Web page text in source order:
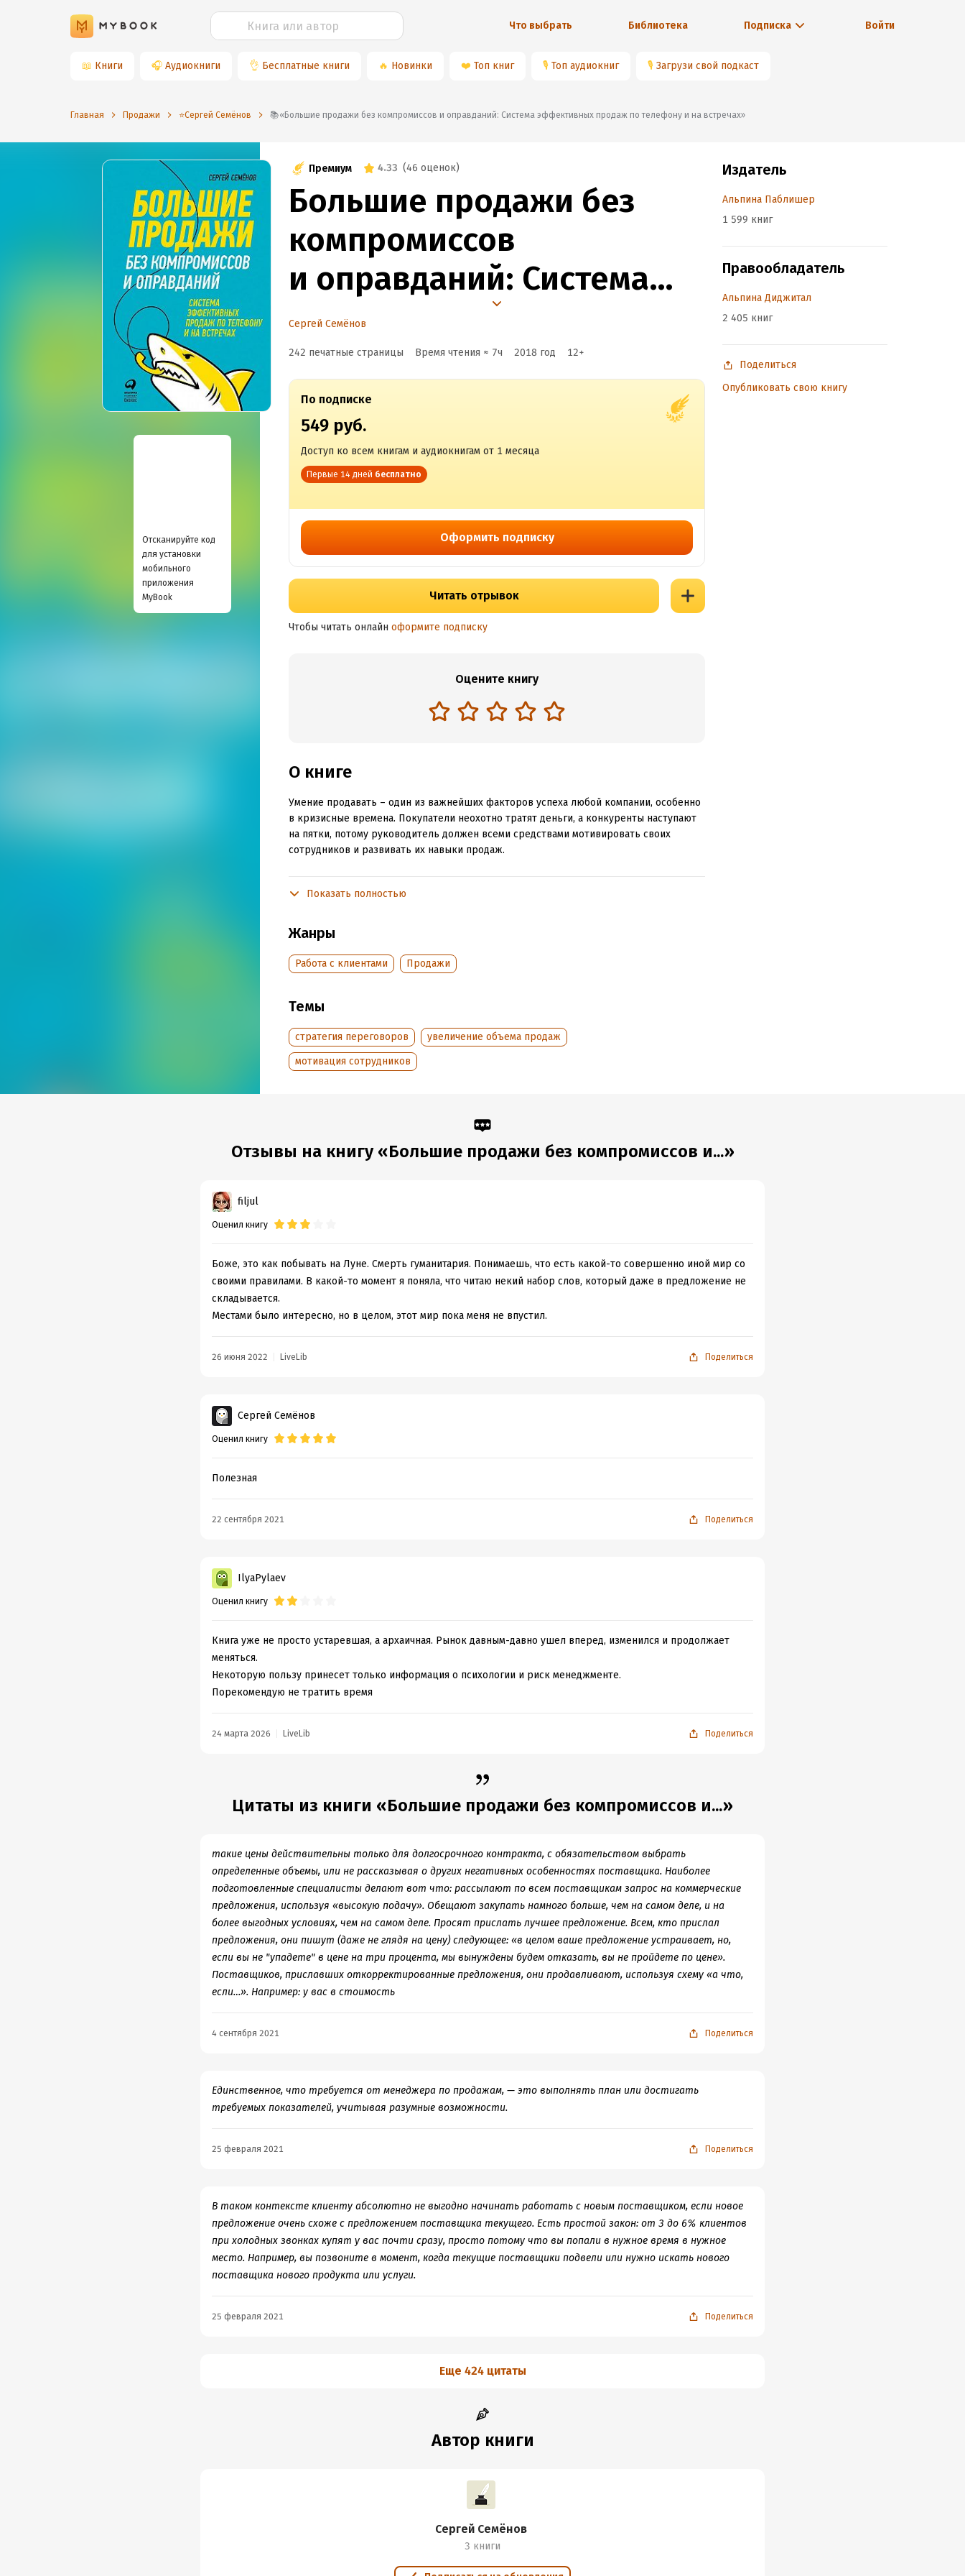
Что выбрать Библиотека Подписка Войти
📖 Книги 🎧 Аудиокниги 👌 Бесплатные книги 🔥 Новинки ❤️ Топ книг 🎙 Топ аудиокниг 🎙 Загрузи свой подкаст
Главная Продажи ⭐️Сергей Семёнов 📚«Большие продажи без компромиссов и оправданий: Система эффективных продаж по телефону и на встречах»
Отсканируйте код
для установки
мобильного
приложения
MyBook
Премиум 4.33 (46 оценок)
Большие продажи без
компромиссов
и оправданий: Система
эффективных продаж
по телефону
и на встречах
Сергей Семёнов
242 печатные страницы Время чтения ≈ 7ч 2018 год 12+
По подписке
549 руб.
Доступ ко всем книгам и аудиокнигам от 1 месяца
Первые 14 дней бесплатно
Оформить подписку
Читать отрывок
Чтобы читать онлайн оформите подписку
Оцените книгу
О книге
Умение продавать – один из важнейших факторов успеха любой компании, особенно
в кризисные времена. Покупатели неохотно тратят деньги, а конкуренты наступают
на пятки, потому руководитель должен всеми средствами мотивировать своих
сотрудников и развивать их навыки продаж.
наиболее эффективные методики ведения переговоров, убеждения клиентов
мотивации персонала и оценки результатов работы и получил систему управления
продажами, которую с успехом можно использовать в компании любого профиля
и размера.
продаж. Без компромиссов и оправданий со стороны подчиненных.
Подробная информация
Показать полностью
Жанры
Работа с клиентами Продажи
Темы
стратегия переговоров
увеличение объема продаж
мотивация сотрудников
Издатель
Альпина Паблишер
1 599 книг
Правообладатель
Альпина Диджитал
2 405 книг
Поделиться
Опубликовать свою книгу
Отзывы на книгу «Большие продажи без компромиссов и...»
filjul
Оценил книгу
Боже, это как побывать на Луне. Смерть гуманитария. Понимаешь, что есть какой-то совершенно иной мир со
своими правилами. В какой-то момент я поняла, что читаю некий набор слов, который даже в предложение не
складывается.
Местами было интересно, но в целом, этот мир пока меня не впустил.
26 июня 2022 LiveLib Поделиться
Сергей Семёнов
Оценил книгу
Полезная
22 сентября 2021 Поделиться
IlyaPylaev
Оценил книгу
Книга уже не просто устаревшая, а архаичная. Рынок давным-давно ушел вперед, изменился и продолжает
меняться.
Некоторую пользу принесет только информация о психологии и риск менеджменте.
Порекомендую не тратить время
24 марта 2026 LiveLib Поделиться
Цитаты из книги «Большие продажи без компромиссов и...»
такие цены действительны только для долгосрочного контракта, с обязательством выбрать
определенные объемы, или не рассказывая о других негативных особенностях поставщика. Наиболее
подготовленные специалисты делают вот что: рассылают по всем поставщикам запрос на коммерческие
предложения, используя «высокую подачу». Обещают закупать намного больше, чем на самом деле, и на
более выгодных условиях, чем на самом деле. Просят прислать лучшее предложение. Всем, кто прислал
предложения, они пишут (даже не глядя на цену) следующее: «в целом ваше предложение устраивает, но,
если вы не "упадете" в цене на три процента, мы вынуждены будем отказать, вы не пройдете по цене».
Поставщиков, приславших откорректированные предложения, они продавливают, используя схему «а что,
если…». Например: у вас в стоимость
4 сентября 2021 Поделиться
Единственное, что требуется от менеджера по продажам, — это выполнять план или достигать
требуемых показателей, учитывая разумные возможности.
25 февраля 2021 Поделиться
В таком контексте клиенту абсолютно не выгодно начинать работать с новым поставщиком, если новое
предложение очень схоже с предложением поставщика текущего. Есть простой закон: от 3 до 6% клиентов
при холодных звонках купят у вас почти сразу, просто потому что вы попали в нужное время в нужное
место. Например, вы позвоните в момент, когда текущие поставщики подвели или нужно искать нового
поставщика нового продукта или услуги.
25 февраля 2021 Поделиться
Еще 424 цитаты
Автор книги
Сергей Семёнов
3 книги